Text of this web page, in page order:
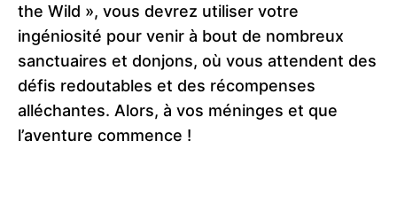
the Wild », vous devrez utiliser votre
ingéniosité pour venir à bout de nombreux
sanctuaires et donjons, où vous attendent des
défis redoutables et des récompenses
alléchantes. Alors, à vos méninges et que
l’aventure commence !